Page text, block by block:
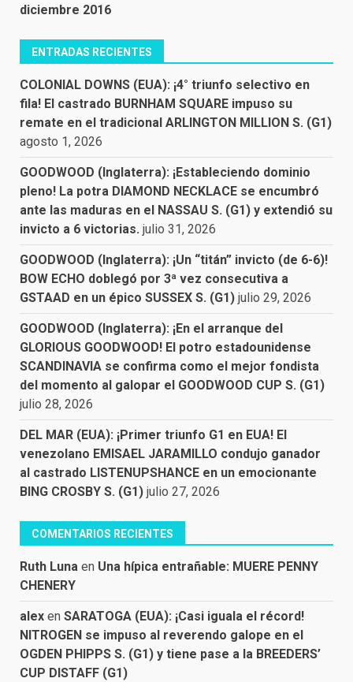
diciembre 2016
ENTRADAS RECIENTES
COLONIAL DOWNS (EUA): ¡4° triunfo selectivo en
fila! El castrado BURNHAM SQUARE impuso su
remate en el tradicional ARLINGTON MILLION S. (G1)
agosto 1, 2026
GOODWOOD (Inglaterra): ¡Estableciendo dominio
pleno! La potra DIAMOND NECKLACE se encumbró
ante las maduras en el NASSAU S. (G1) y extendió su
invicto a 6 victorias. julio 31, 2026
GOODWOOD (Inglaterra): ¡Un “titán” invicto (de 6-6)!
BOW ECHO doblegó por 3ª vez consecutiva a
GSTAAD en un épico SUSSEX S. (G1) julio 29, 2026
GOODWOOD (Inglaterra): ¡En el arranque del
GLORIOUS GOODWOOD! El potro estadounidense
SCANDINAVIA se confirma como el mejor fondista
del momento al galopar el GOODWOOD CUP S. (G1)
julio 28, 2026
DEL MAR (EUA): ¡Primer triunfo G1 en EUA! El
venezolano EMISAEL JARAMILLO condujo ganador
al castrado LISTENUPSHANCE en un emocionante
BING CROSBY S. (G1) julio 27, 2026
COMENTARIOS RECIENTES
Ruth Luna en Una hípica entrañable: MUERE PENNY
CHENERY
alex en SARATOGA (EUA): ¡Casi iguala el récord!
NITROGEN se impuso al reverendo galope en el
OGDEN PHIPPS S. (G1) y tiene pase a la BREEDERS’
CUP DISTAFF (G1)